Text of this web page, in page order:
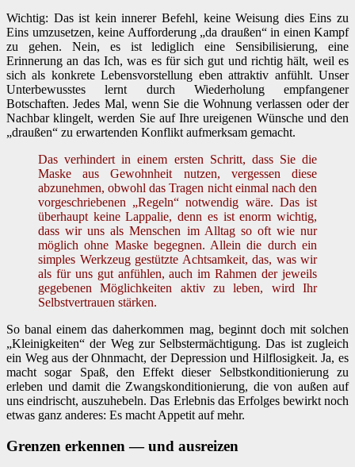
Wichtig: Das ist kein innerer Befehl, keine Weisung dies Eins zu
Eins umzusetzen, keine Aufforderung „da draußen“ in einen Kampf
zu gehen. Nein, es ist lediglich eine Sensibilisierung, eine
Erinnerung an das Ich, was es für sich gut und richtig hält, weil es
sich als konkrete Lebensvorstellung eben attraktiv anfühlt. Unser
Unterbewusstes lernt durch Wiederholung empfangener
Botschaften. Jedes Mal, wenn Sie die Wohnung verlassen oder der
Nachbar klingelt, werden Sie auf Ihre ureigenen Wünsche und den
„draußen“ zu erwartenden Konflikt aufmerksam gemacht.
Das verhindert in einem ersten Schritt, dass Sie die
Maske aus Gewohnheit nutzen, vergessen diese
abzunehmen, obwohl das Tragen nicht einmal nach den
vorgeschriebenen „Regeln“ notwendig wäre. Das ist
überhaupt keine Lappalie, denn es ist enorm wichtig,
dass wir uns als Menschen im Alltag so oft wie nur
möglich ohne Maske begegnen. Allein die durch ein
simples Werkzeug gestützte Achtsamkeit, das, was wir
als für uns gut anfühlen, auch im Rahmen der jeweils
gegebenen Möglichkeiten aktiv zu leben, wird Ihr
Selbstvertrauen stärken.
So banal einem das daherkommen mag, beginnt doch mit solchen
„Kleinigkeiten“ der Weg zur Selbstermächtigung. Das ist zugleich
ein Weg aus der Ohnmacht, der Depression und Hilflosigkeit. Ja, es
macht sogar Spaß, den Effekt dieser Selbstkonditionierung zu
erleben und damit die Zwangskonditionierung, die von außen auf
uns eindrischt, auszuhebeln. Das Erlebnis das Erfolges bewirkt noch
etwas ganz anderes: Es macht Appetit auf mehr.
Grenzen erkennen — und ausreizen